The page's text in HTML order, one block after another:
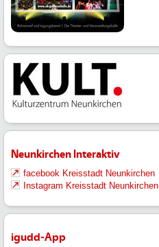
Neunkirchen Interaktiv
facebook Kreisstadt Neunkirchen
Instagram Kreisstadt Neunkirchen
igudd-App